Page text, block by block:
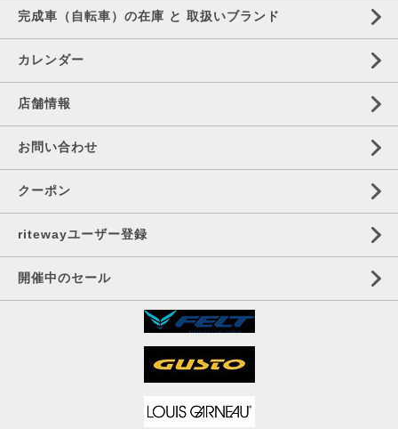
完成車（自転車）の在庫 と 取扱いブランド
カレンダー
店舗情報
お問い合わせ
クーポン
ritewayユーザー登録
開催中のセール